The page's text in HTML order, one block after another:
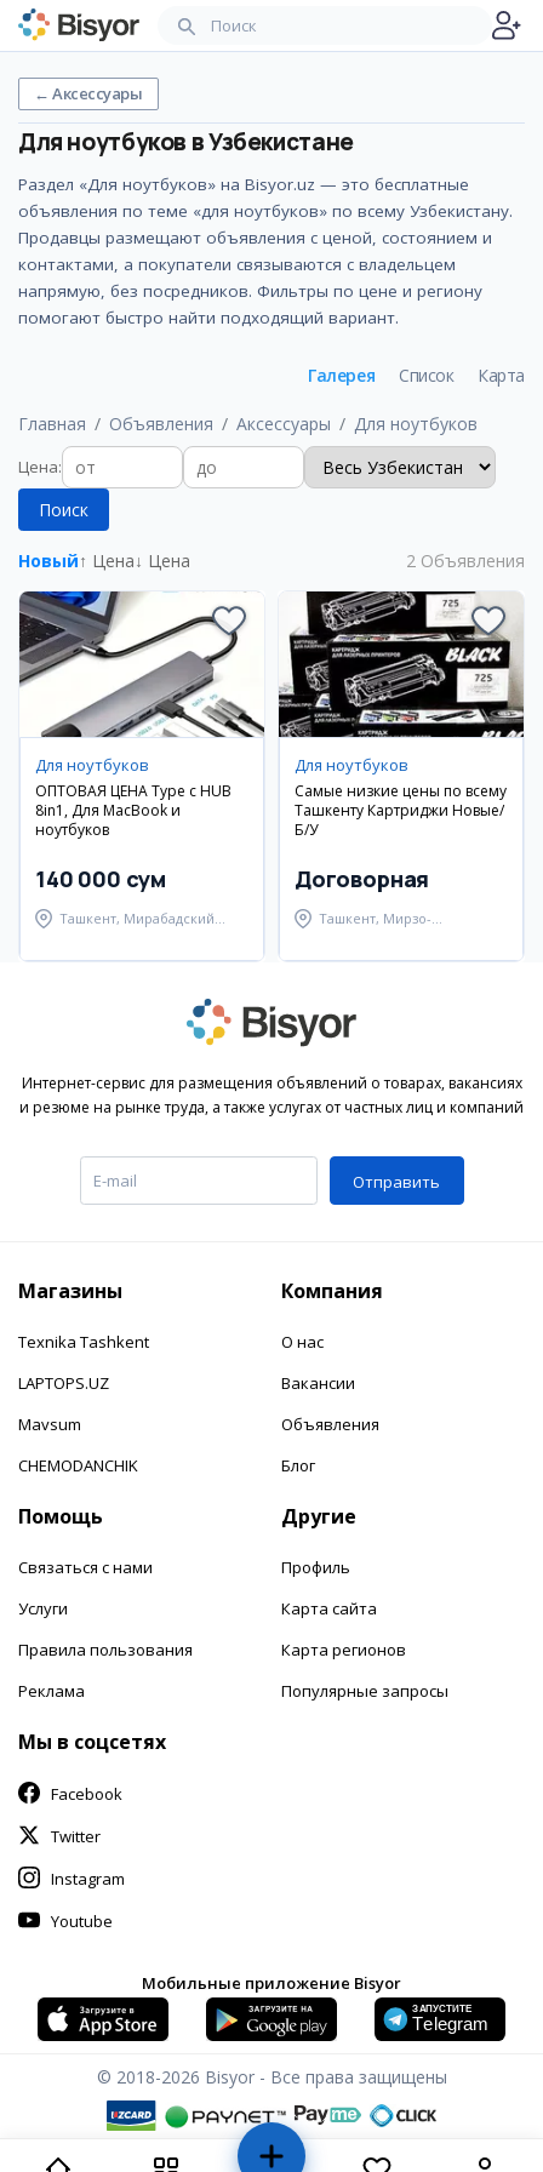
←Аксессуары
Для ноутбуков в Узбекистане
Раздел «Для ноутбуков» на Bisyor.uz — это бесплатные
объявления по теме «для ноутбуков» по всему Узбекистану.
Продавцы размещают объявления с ценой, состоянием и
контактами, а покупатели связываются с владельцем
напрямую, без посредников. Фильтры по цене и региону
помогают быстро найти подходящий вариант.
Главная Объявления Аксессуары Для ноутбуков
Галерея Список Карта
Цена:
Поиск
Новый↑ Цена↓ Цена 2 Объявления
Для ноутбуков
ОПТОВАЯ ЦЕНА Type c HUB
8in1, Для MacBook и
ноутбуков
140 000 сум
Ташкент, Мирабадский
Для ноутбуков
Самые низкие цены по всему
Ташкенту Картриджи Новые/
Б/У
Договорная
Ташкент, Мирзо-
Интернет-сервис для размещения объявлений о товарах, вакансиях
и резюме на рынке труда, а также услугах от частных лиц и компаний
Отправить
Магазины
Texnika Tashkent
LAPTOPS.UZ
Mavsum
CHEMODANCHIK
Компания
О нас
Вакансии
Объявления
Блог
Помощь
Связаться с нами
Услуги
Правила пользования
Реклама
Другие
Профиль
Карта сайта
Карта регионов
Популярные запросы
Мы в соцсетях
Facebook
Twitter
Instagram
Youtube
Мобильные приложение Bisyor
© 2018-2026 Bisyor - Все права защищены